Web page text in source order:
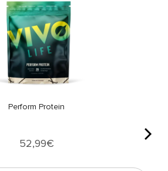
Perform Protein
Price
52,99€